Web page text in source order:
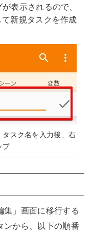
表示されるので、
新規タスクを作成
スク名を入力後、右
プ
集」画面に移行する
ンから、以下の順番